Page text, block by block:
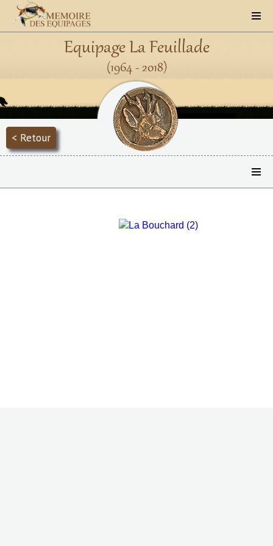
Equipage La Feuillade
(1964 - 2018)
< Retour